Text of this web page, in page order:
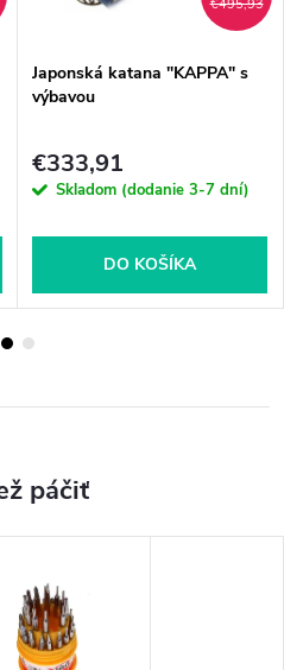
€495,93
Japonská katana "KAPPA" s
výbavou
€333,91
Skladom (dodanie 3-7 dní)
DO KOŠÍKA